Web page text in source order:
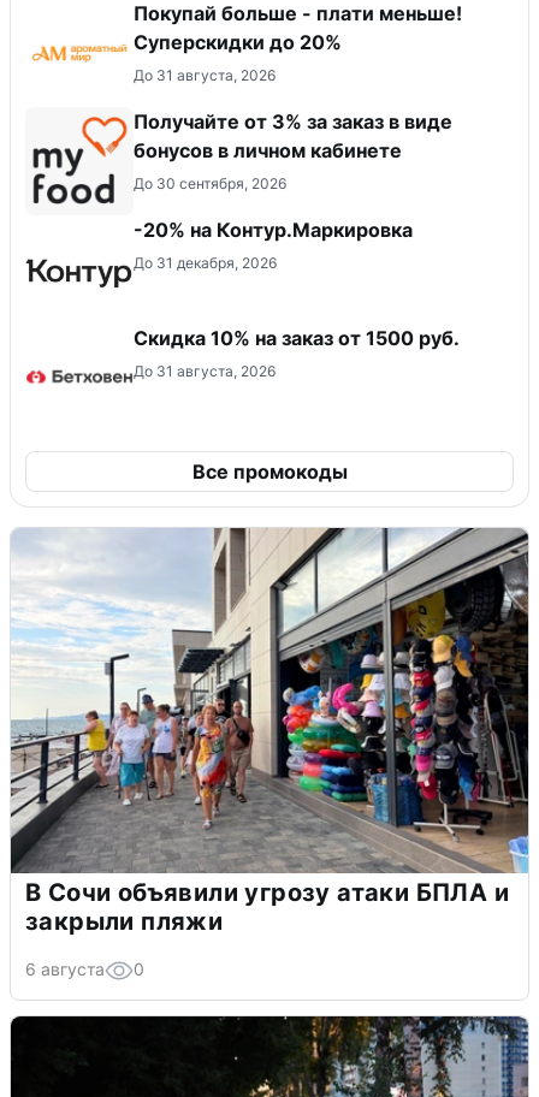
Покупай больше - плати меньше!
Суперскидки до 20%
До 31 августа, 2026
Получайте от 3% за заказ в виде
бонусов в личном кабинете
До 30 сентября, 2026
-20% на Контур.Маркировка
До 31 декабря, 2026
Скидка 10% на заказ от 1500 руб.
До 31 августа, 2026
Все промокоды
В Сочи объявили угрозу атаки БПЛА и
закрыли пляжи
6 августа 0